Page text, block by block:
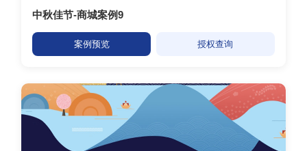
中秋佳节-商城案例9
案例预览 授权查询